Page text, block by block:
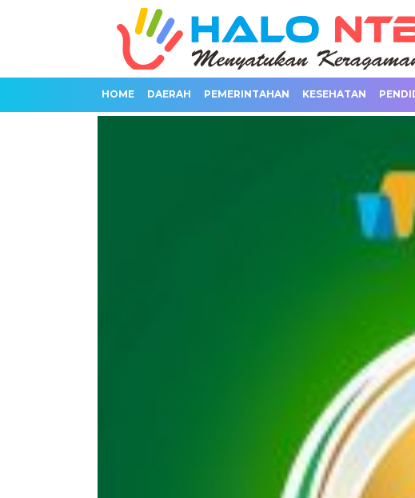
HOME DAERAH PEMERINTAHAN KESEHATAN